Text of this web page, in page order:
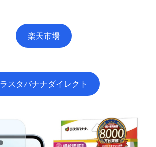
楽天市場
ラスタバナナダイレクト